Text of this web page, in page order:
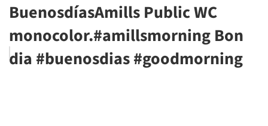
BuenosdíasAmills Public WC
monocolor.#amillsmorning Bon
dia #buenosdias #goodmorning